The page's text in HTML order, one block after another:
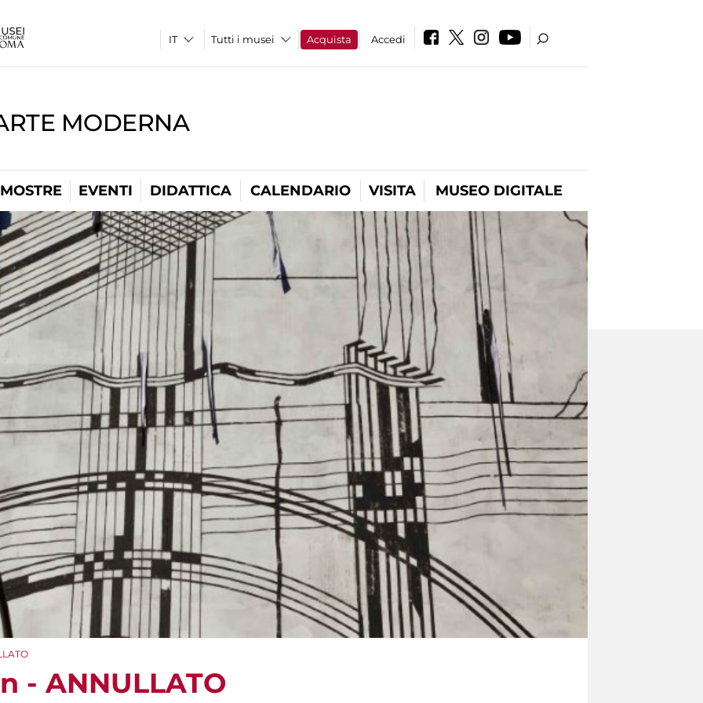
Tutti i musei Acquista Accedi
MODERNA
MOSTRE EVENTI DIDATTICA CALENDARIO VISITA MUSEO DIGITALE
- ANNULLATO